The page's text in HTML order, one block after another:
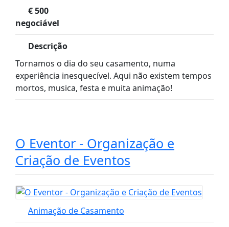
€500
negociável
Descrição
Tornamos o dia do seu casamento, numa
experiência inesquecível. Aqui não existem tempos
mortos, musica, festa e muita animação!
O Eventor - Organização e
Criação de Eventos
Animação de Casamento